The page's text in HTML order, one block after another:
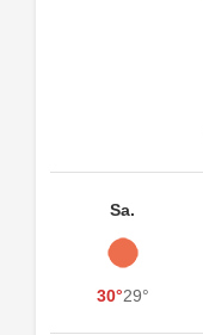
Sa.
30°29°